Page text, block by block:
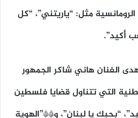
مثل: “ياريتني”، “كل
أكيد”.
الفنان هاني شاكر الجمهور
التي تتناول قضايا فلسطين
“بحبك يا لبنان”، و**”الهوية